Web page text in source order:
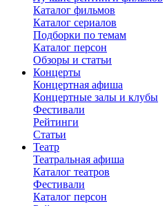
Каталог фильмов
Каталог сериалов
Подборки по темам
Каталог персон
Обзоры и статьи
Концерты
Концертная афиша
Концертные залы и клубы
Фестивали
Рейтинги
Статьи
Театр
Театральная афиша
Каталог театров
Фестивали
Каталог персон